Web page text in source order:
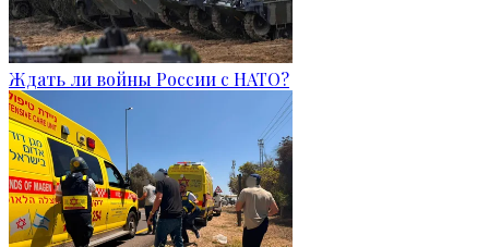
Ждать ли войны России с НАТО?